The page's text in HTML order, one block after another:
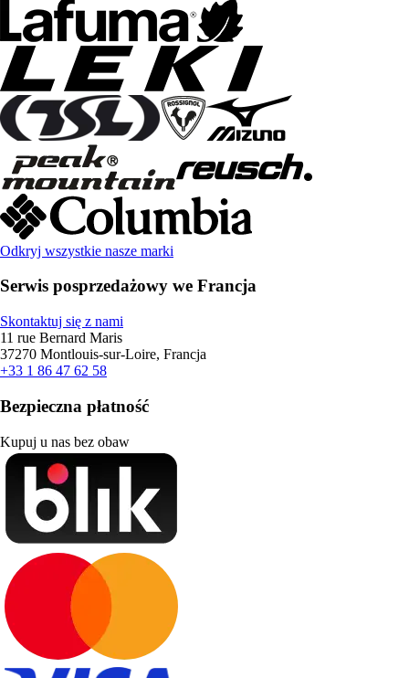
Odkryj wszystkie nasze marki
Serwis posprzedażowy we Francja
Skontaktuj się z nami
11 rue Bernard Maris
37270 Montlouis-sur-Loire, Francja
+33 1 86 47 62 58
Bezpieczna płatność
Kupuj u nas bez obaw